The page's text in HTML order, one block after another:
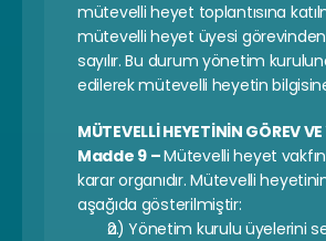
mütevelli heyet toplantısına
mütevelli heyet üyesi
sayılır. Bu durum yönetim
edilerek mütevelli heyetin
MÜTEVELLİ HEYETİNİN GÖREV
Madde 9 – Mütevelli heyet
karar organıdır. Mütevelli
aşağıda gösterilmiştir:
a) Yönetim kurulu üyelerini